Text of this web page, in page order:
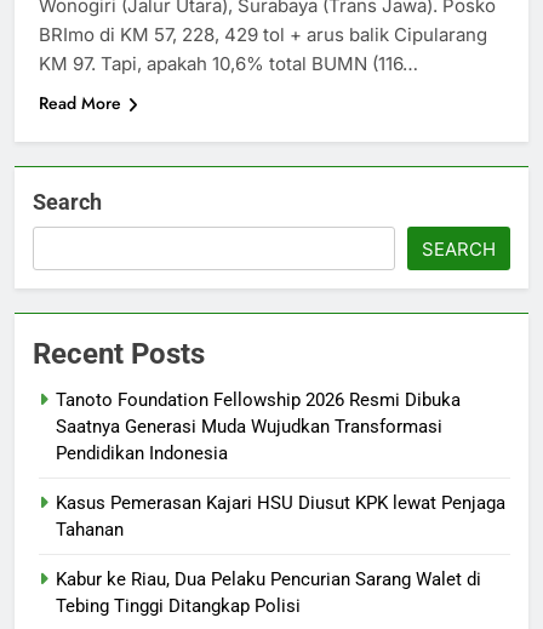
Wonogiri (Jalur Utara), Surabaya (Trans Jawa). Posko
BRImo di KM 57, 228, 429 tol + arus balik Cipularang
KM 97. Tapi, apakah 10,6% total BUMN (116…
Read More
Search
SEARCH
Recent Posts
Tanoto Foundation Fellowship 2026 Resmi Dibuka
Saatnya Generasi Muda Wujudkan Transformasi
Pendidikan Indonesia
Kasus Pemerasan Kajari HSU Diusut KPK lewat Penjaga
Tahanan
Kabur ke Riau, Dua Pelaku Pencurian Sarang Walet di
Tebing Tinggi Ditangkap Polisi